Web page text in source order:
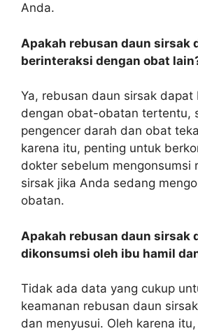
Anda.
Apakah rebusan daun sirsak
berinteraksi dengan obat
Ya, rebusan daun sirsak dapat
dengan obat-obatan tertentu,
pengencer darah dan obat
karena itu, penting untuk
dokter sebelum mengonsumsi
sirsak jika Anda sedang
obatan.
Apakah rebusan daun sirsak
dikonsumsi oleh ibu hamil
Tidak ada data yang cukup
keamanan rebusan daun
dan menyusui. Oleh karena